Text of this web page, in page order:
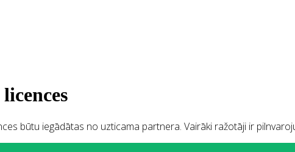
būtu iegādātas no uzticama partnera. Vairāki ražotāji ir